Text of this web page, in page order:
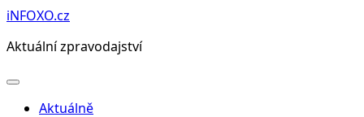
Přeskočit
obsah
iNFOXO.cz
Aktuální zpravodajství
Otevřít
Aktuálně